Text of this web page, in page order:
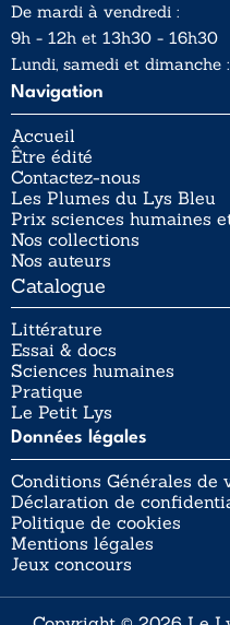
De mardi à vendredi :
9h - 12h et 13h30 - 16h30
Lundi, samedi et dimanche
Navigation
Accueil
Être édité
Contactez-nous
Les Plumes du Lys Bleu
Prix sciences humaines
Nos collections
Nos auteurs
Catalogue
Littérature
Essai & docs
Sciences humaines
Pratique
Le Petit Lys
Données légales
Conditions Générales de
Déclaration de
Politique de cookies
Mentions légales
Jeux concours